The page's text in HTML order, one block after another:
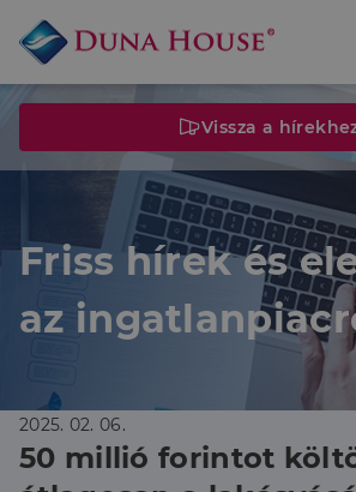
Vissza a
Friss hírek és
az
2025. 02. 06.
50 millió forintot